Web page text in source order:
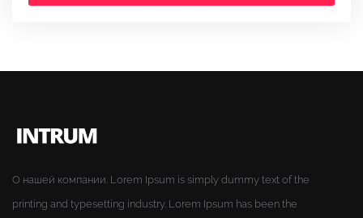
О нашей компании. Lorem Ipsum is simply dummy text of the
printing and typesetting industry. Lorem Ipsum has been the